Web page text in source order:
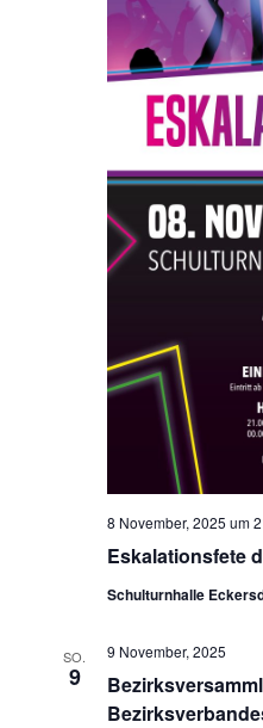
Eskalationsfete
8 November, 2025 um
Schulturnhalle
SO.
9
9 November, 2025